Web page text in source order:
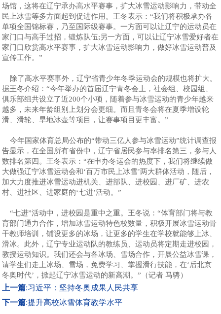
场馆，这将在辽宁承办高水平赛事，扩大冰雪运动影响力，带动全
民上冰雪等多方面起到促进作用。王冬表示：“我们将积极承办各
单项全国锦标赛，乃至国际级赛事。一方面可以让辽宁的运动员在
家门口与高手过招，锻炼队伍;另一方面，可以让辽宁冰雪爱好者在
家门口欣赏高水平赛事，扩大冰雪运动影响力，做好冰雪运动普及
宣传工作。”
除了高水平赛事外，辽宁省青少年冬季运动会的规模也将扩大。
据王冬介绍：“今年举办的首届辽宁青冬会上，社会组、校园组、
俱乐部组共设立了近200个小项，随着参与冰雪运动的青少年越来
越多，未来年龄组别上划分会更细。而且青冬会将在夏季增设轮
滑、滑轮、旱地冰壶等项目，让赛事项目更丰富。”
今年国家体育总局公布的“带动三亿人参与冰雪运动”统计调查报
告显示，在全国所有省份中，辽宁省居民参与率排名第三，参与人
数排名第四。王冬表示：“在申办冬运会的热度下，我们将继续做
大做强辽宁冰雪运动会和‘百万市民上冰雪’两大群体活动，随后，
加大力度推进冰雪运动进机关、进部队、进校园、进厂矿、进农
村、进社区、进家庭的‘七进’活动。”
“七进”活动中，进校园是重中之重。王冬说：“体育部门将与教
育部门通力合作，增加冰雪运动特色校数量，积极开展冰雪运动骨
干教师培训，铺设更多的冰场，让更多的学生在学校就能够上冰、
滑冰。此外，辽宁专业运动队的教练员、运动员将定期走进校园，
教授运动知识。我们还会与各冰场、雪场合作，开展公益冰雪课，
请学生们走上冰场、雪场，免费学习、掌握滑行技能，在‘后北京
冬奥时代’，掀起辽宁冰雪运动的新高潮。”（记者 马骋）
上一篇:习近平：坚持冬奥成果人民共享
下一篇:提升高校冰雪体育教学水平